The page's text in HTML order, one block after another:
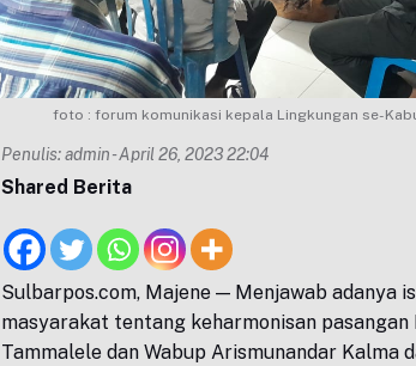
foto : forum komunikasi kepala Lingkungan se-
Penulis:admin- April 26, 2023 22:04
Shared Berita
Sulbarpos.com, Majene — Menjawab adanya
masyarakat tentang keharmonisan
Tammalele dan Wabup Arismunandar Kalma